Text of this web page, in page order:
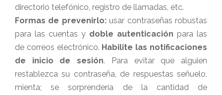
directorio telefónico, registro de llamadas, etc.
Formas de prevenirlo:usar contraseñas robustas
para las cuentas y doble autenticación para las
de correos electrónico. Habilite las notificaciones
de inicio de sesión. Para evitar que alguien
restablezca su contraseña, de respuestas señuelo,
mienta; se sorprendería de la cantidad de